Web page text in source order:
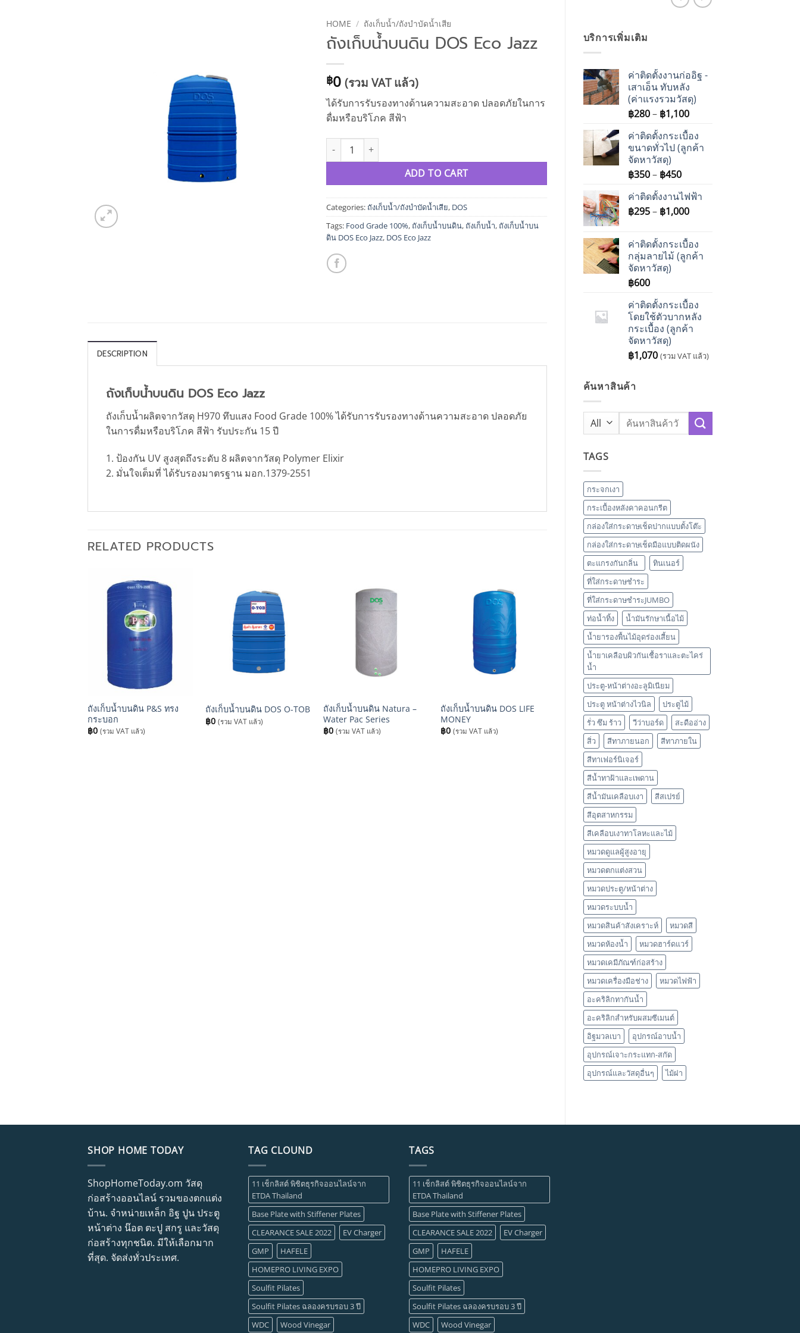
บริการเพิ่มเติม
ค่าติดตั้งงานก่ออิฐ -
เสาเอ็น ทับหลัง
(ค่าแรงรวมวัสดุ)
฿280 – ฿1,100Price
฿280
through
ค่าติดตั้งกระเบื้อง
ขนาดทั่วไป (ลูกค้า
จัดหาวัสดุ)
฿350 – ฿450Price
฿350
through
ค่าติดตั้งงานไฟฟ้า
฿295 – ฿1,000Price
through
฿1,000
ค่าติดตั้งกระเบื้อง
กลุ่มลายไม้ (ลูกค้า
จัดหาวัสดุ)
฿600
ค่าติดตั้งกระเบื้อง
โดยใช้ตัวบากหลัง
กระเบื้อง (ลูกค้า
จัดหาวัสดุ)
฿1,070 (รวม VAT แล้ว)
ค้นหาสินค้า
Search
for:
TAGS
กระจกเงา
กระเบื้องหลังคาคอนกรีต
กล่องใส่กระดาษเช็ดปากแบบตั้งโต๊ะ
กล่องใส่กระดาษเช็ดมือแบบติดผนัง
ตะแกรงกันกลิ่น
ทินเนอร์
ที่ใส่กระดาษชำระ
ที่ใส่กระดาษชำระJUMBO
ท่อน้ำทิ้ง
น้ำมันรักษาเนื้อไม้
น้ำยารองพื้นไม้อุดร่องเสี้ยน
น้ำยาเคลือบผิวกันเชื้อราและตะไคร่
น้ำ
ประตู-หน้าต่างอะลูมิเนียม
ประตู หน้าต่างไวนิล
ประตูไม้
รั่ว ซึม ร้าว
วีว่าบอร์ด
สะดืออ่าง
สิ่ว
สีทาภายนอก
สีทาภายใน
สีทาเฟอร์นิเจอร์
สีน้ำทาฝ้าและเพดาน
สีน้ำมันเคลือบเงา
สีสเปรย์
สีอุตสาหกรรม
สีเคลือบเงาทาโลหะและไม้
หมวดดูแลผู้สูงอายุ
หมวดตกแต่งสวน
หมวดประตู/หน้าต่าง
หมวดระบบน้ำ
หมวดสินค้าสังเคราะห์
หมวดสี
หมวดห้องน้ำ
หมวดฮาร์ดแวร์
หมวดเคมีภัณฑ์ก่อสร้าง
หมวดเครื่องมือช่าง
หมวดไฟฟ้า
อะคริลิกทากันน้ำ
อะคริลิกสำหรับผสมซีเมนต์
อิฐมวลเบา
อุปกรณ์อาบน้ำ
อุปกรณ์เจาะกระแทก-สกัด
อุปกรณ์และวัสดุอื่นๆ
ไม้ฝา
HOME / ถังเก็บน้ำ/ถังบำบัดน้ำเสีย
ถังเก็บน้ำบนดิน DOS Eco Jazz
฿0 (รวม VAT แล้ว)
ได้รับการรับรองทางด้านความสะอาด ปลอดภัยในการ
ดื่มหรือบริโภค สีฟ้า
ถังเก็บน้ำบนดิน DOS Eco Jazz quantity
ADD TO CART
Categories: ถังเก็บน้ำ/ถังบำบัดน้ำเสีย, DOS
Tags: Food Grade 100%, ถังเก็บน้ำบนดิน, ถังเก็บน้ำ, ถังเก็บน้ำบน
ดิน DOS Eco Jazz, DOS Eco Jazz
DESCRIPTION
ถังเก็บน้ำบนดิน DOS Eco Jazz
ถังเก็บน้ำผลิตจากวัสดุ H970 ทึบแสง Food Grade 100% ได้รับการรับรองทางด้านความสะอาด ปลอดภัย
ในการดื่มหรือบริโภค สีฟ้า รับประกัน 15 ปี
1. ป้องกัน UV สูงสุดถึงระดับ 8 ผลิตจากวัสดุ Polymer Elixir
2. มั่นใจเต็มที่ ได้รับรองมาตรฐาน มอก.1379-2551
RELATED PRODUCTS
ถังเก็บน้ำบนดิน P&S ทรง
กระบอก
฿0 (รวม VAT แล้ว)
ถังเก็บน้ำบนดิน DOS O-TOB
฿0 (รวม VAT แล้ว)
ถังเก็บน้ำบนดิน Natura –
Water Pac Series
฿0 (รวม VAT แล้ว)
ถังเก็บน้ำบนดิน DOS LIFE
MONEY
฿0 (รวม VAT แล้ว)
SHOP HOME TODAY
ShopHomeToday.om วัสดุ
ก่อสร้างออนไลน์ รวมของตกแต่ง
บ้าน. จำหน่ายเหล็ก อิฐ ปูน ประตู
หน้าต่าง น๊อต ตะปู สกรู และวัสดุ
ก่อสร้างทุกชนิด. มีให้เลือกมาก
ที่สุด. จัดส่งทั่วประเทศ.
TAG CLOUND
11 เช็กลิสต์ พิชิตธุรกิจออนไลน์จาก
ETDA Thailand
Base Plate with Stiffener Plates
CLEARANCE SALE 2022
EV Charger
GMP
HAFELE
HOMEPRO LIVING EXPO
Soulfit Pilates
Soulfit Pilates ฉลองครบรอบ 3 ปี
WDC
Wood Vinegar
TAGS
11 เช็กลิสต์ พิชิตธุรกิจออนไลน์จาก
ETDA Thailand
Base Plate with Stiffener Plates
CLEARANCE SALE 2022
EV Charger
GMP
HAFELE
HOMEPRO LIVING EXPO
Soulfit Pilates
Soulfit Pilates ฉลองครบรอบ 3 ปี
WDC
Wood Vinegar